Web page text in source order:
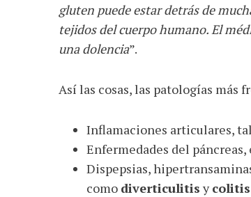
gluten puede estar detrás de
tejidos del cuerpo humano. El
una dolencia”.
Así las cosas, las patologías más
Inflamaciones articulares,
Enfermedades del
Dispepsias,
como diverticulitis y